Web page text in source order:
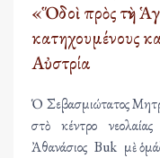
«Ὅδοὶ πρὸς τὴν
κατηχουμένους
Αὐστρία
Ὁ Σεβασμιώτατος
στὸ κέντρο
Ἀθανάσιος Buk μὲ